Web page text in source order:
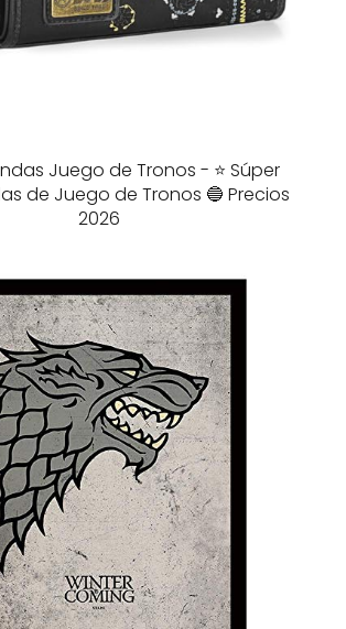
Juego de Tronos - ⭐️ Súper
de Juego de Tronos 🔵 Precios
2026